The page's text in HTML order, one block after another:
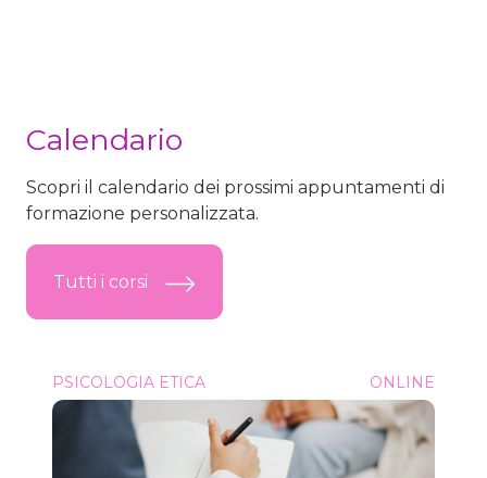
Calendario
Scopri il calendario dei prossimi appuntamenti di
formazione personalizzata.
Tutti i corsi
Sessuologia &#8211; Senologia in Pillole
PSICOLOGIA ETICA ONLINE